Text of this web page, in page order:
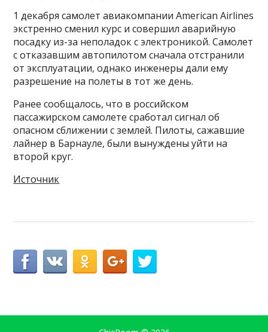
1 декабря самолет авиакомпании American Airlines
экстренно сменил курс и совершил аварийную
посадку из-за неполадок с электроникой. Самолет
с отказавшим автопилотом сначала отстранили
от эксплуатации, однако инженеры дали ему
разрешение на полеты в тот же день.
Ранее сообщалось, что в российском
пассажирском самолете сработал сигнал об
опасном сближении с землей. Пилоты, сажавшие
лайнер в Барнауле, были вынуждены уйти на
второй круг.
Источник